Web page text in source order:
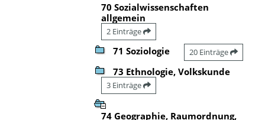
70 Sozialwissenschaften
allgemein
2 Einträge
71 Soziologie 20 Einträge
73 Ethnologie, Volkskunde
3 Einträge
74 Geographie, Raumordnung,